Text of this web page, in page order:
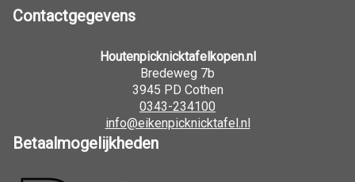
Contactgegevens
Houtenpicknicktafelkopen.nl
Bredeweg 7b
3945 PD Cothen
0343-234100
info@eikenpicknicktafel.nl
Betaalmogelijkheden